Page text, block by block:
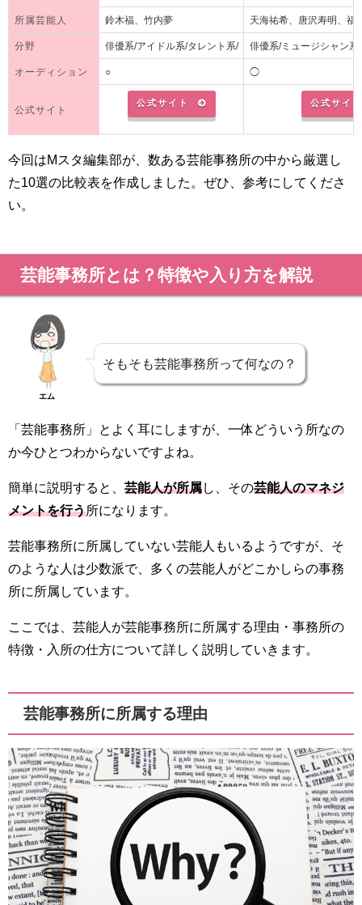
所属芸能人 鈴木福、竹内夢 天海祐希、唐沢寿明、福
分野 俳優系/アイドル系/タレント系/ 俳優系/ミュージシャン系
オーディション ○ ◯
公式サイト
公式サイト 公式サイ
今回はMスタ編集部が、数ある芸能事務所の中から厳選し
た10選の比較表を作成しました。ぜひ、参考にしてくださ
い。
芸能事務所とは？特徴や入り方を解説
エム
そもそも芸能事務所って何なの？
「芸能事務所」とよく耳にしますが、一体どういう所なの
か今ひとつわからないですよね。
簡単に説明すると、 芸能人が所属し、その芸能人のマネジ
メントを行う所になります。
芸能事務所に所属していない芸能人もいるようですが、そ
のような人は少数派で、多くの芸能人がどこかしらの事務
所に所属しています。
ここでは、芸能人が芸能事務所に所属する理由・事務所の
特徴・入所の仕方について詳しく説明していきます。
芸能事務所に所属する理由